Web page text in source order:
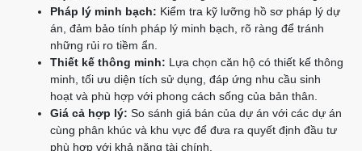
Pháp lý minh bạch: Kiểm tra kỹ lưỡng hồ sơ pháp lý dự
án, đảm bảo tính pháp lý minh bạch, rõ ràng để tránh
những rủi ro tiềm ẩn.
Thiết kế thông minh: Lựa chọn căn hộ có thiết kế thông
minh, tối ưu diện tích sử dụng, đáp ứng nhu cầu sinh
hoạt và phù hợp với phong cách sống của bản thân.
Giá cả hợp lý: So sánh giá bán của dự án với các dự án
cùng phân khúc và khu vực để đưa ra quyết định đầu tư
phù hợp với khả năng tài chính.